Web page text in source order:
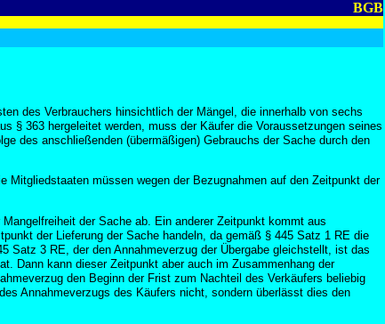
BGB
des Verbrauchers hinsichtlich der Mängel, die innerhalb von sechs
§ 363 hergeleitet werden, muss der Käufer die Voraussetzungen seines
des anschließenden (übermäßigen) Gebrauchs der Sache durch den
Mitgliedstaaten müssen wegen der Bezugnahmen auf den Zeitpunkt der
der Sache ab. Ein anderer Zeitpunkt kommt aus
der Lieferung der Sache handeln, da gemäß § 445 Satz 1 RE die
Satz 3 RE, der den Annahmeverzug der Übergabe gleichstellt, ist das
Dann kann dieser Zeitpunkt aber auch im Zusammenhang der
den Beginn der Frist zum Nachteil des Verkäufers beliebig
Annahmeverzugs des Käufers nicht, sondern überlässt dies den